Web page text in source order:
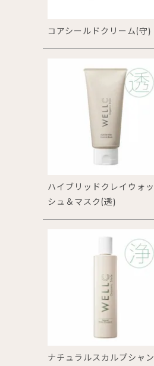
コアシールドクリーム(守)
ハイブリッドクレイウォッ
シュ＆マスク(透)
ナチュラルスカルプシャン